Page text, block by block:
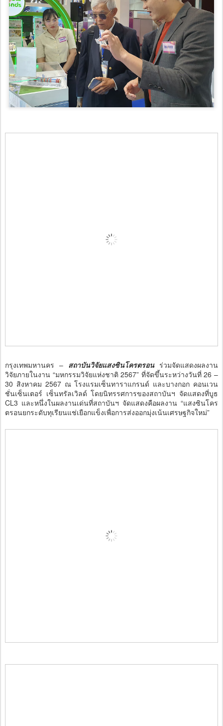
กรุงเทพมหานคร – สถาบันวิจัยแสงซินโครตรอน ร่วมจัดแสดงผลงาน
วิจัยภายในงาน “มหกรรมวิจัยแห่งชาติ 2567” ที่จัดขึ้นระหว่างวันที่ 26 –
30 สิงหาคม 2567 ณ โรงแรมเซ็นทาราแกรนด์ และบางกอก คอนเวน
ชั่นเซ็นเตอร์ เซ็นทรัลเวิลด์ โดยนิทรรศการของสถาบันฯ จัดแสดงที่บูธ
CL3 และหนึ่งในผลงานเด่นที่สถาบันฯ จัดแสดงคือผลงาน “แสงซินโคร
ตรอนยกระดับทุเรียนแช่เยือกแข็งเพื่อการส่งออกมุ่งเน้นเศรษฐกิจใหม่”